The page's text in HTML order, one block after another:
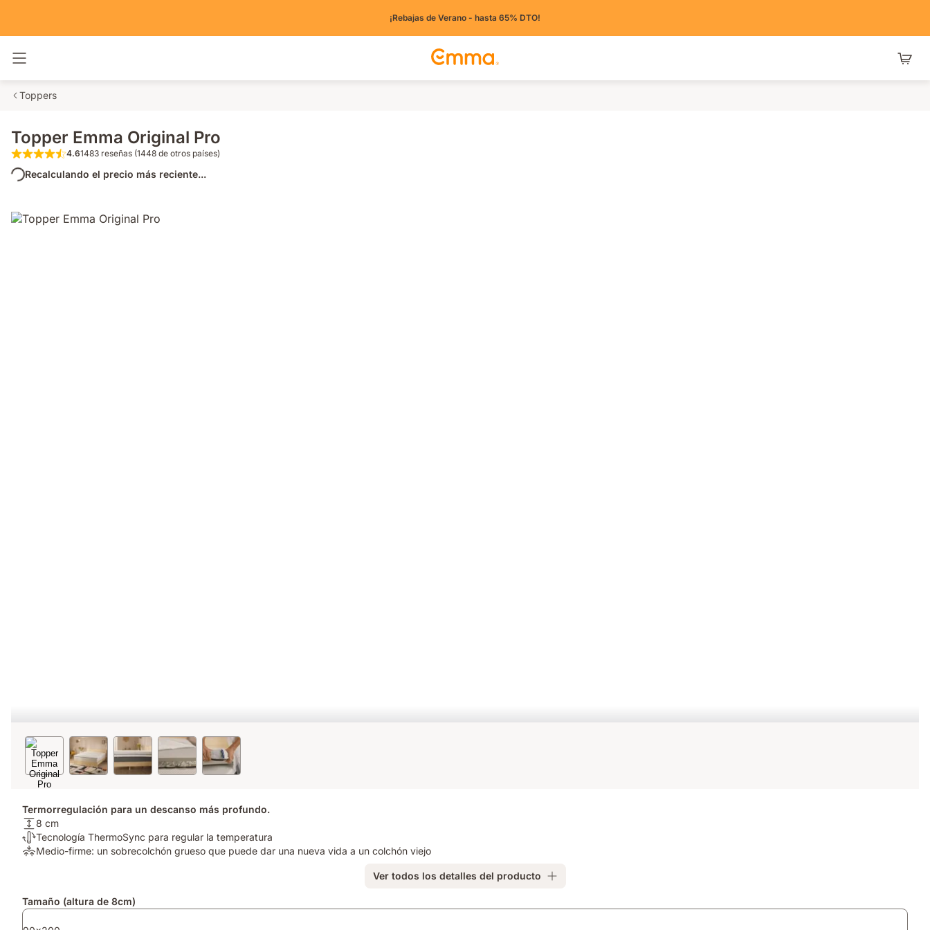
¡Rebajas de Verano - hasta 65% DTO!
Toppers
Topper Emma Original Pro
4.6 de 5 estrellas 1483 reseñas (1448 de otros países)
4.61483 reseñas (1448 de otros países)
Recalculando el precio más reciente...
Termorregulación para un descanso más profundo.
Altura
del
colchón:
8 cm
Termorregulación:
Tecnología
la
Tecnología ThermoSync para regular la temperatura
Alivio
firme:
Medio-firme: un sobrecolchón grueso que puede dar una nueva vida a un colchón viejo
Ver todos los detalles del producto
Complementos
Tamaño (altura de 8cm)